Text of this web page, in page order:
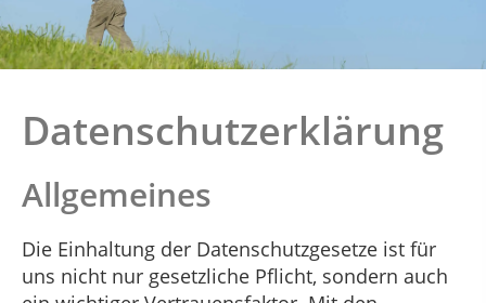
Datenschutzerklärung
Allgemeines
Die Einhaltung der Datenschutzgesetze ist für
uns nicht nur gesetzliche Pflicht, sondern auch